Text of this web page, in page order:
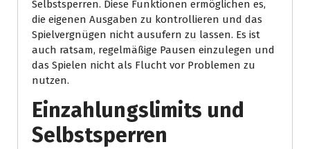
Selbstsperren. Diese Funktionen ermöglichen es,
die eigenen Ausgaben zu kontrollieren und das
Spielvergnügen nicht ausufern zu lassen. Es ist
auch ratsam, regelmäßige Pausen einzulegen und
das Spielen nicht als Flucht vor Problemen zu
nutzen.
Einzahlungslimits und
Selbstsperren